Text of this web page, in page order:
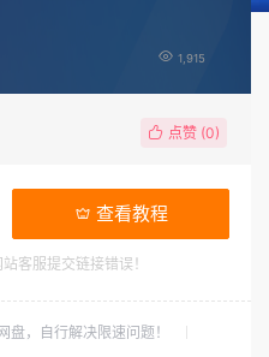
1,915
点赞 (0)
查看教程
客服提交链接错误！
盘，自行解决限速问题！